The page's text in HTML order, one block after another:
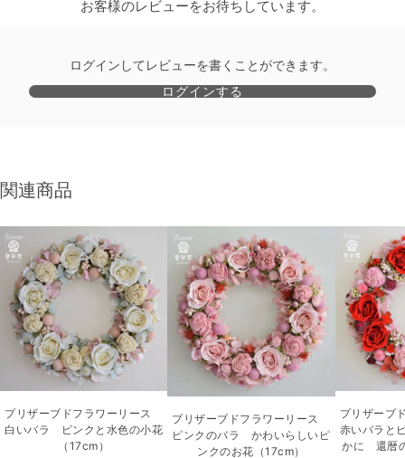
お客様のレビューをお待ちしています。
ログインしてレビューを書くことができます。
ログインする
関連商品
プリザーブドフラワーリース
白いバラ ピンクと水色の小花
（17cm）
プリザーブドフラワーリース
ピンクのバラ かわいらしいピ
ンクのお花（17cm）
プリザーブ
赤いバラと
かに 還暦